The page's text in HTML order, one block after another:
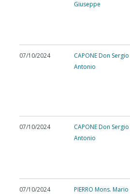
Giuseppe
07/10/2024
CAPONE Don Sergio
Antonio
07/10/2024
CAPONE Don Sergio
Antonio
07/10/2024 PIERRO Mons. Mario